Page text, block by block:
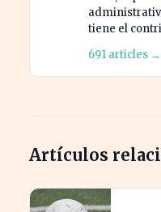
tiene el
691 articles →
Artículos